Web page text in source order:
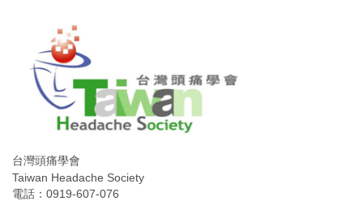
台灣頭痛學會
Taiwan Headache Society
電話：0919-607-076